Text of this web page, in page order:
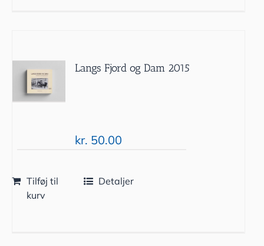
Langs Fjord og Dam 2015
kr. 50.00
Tilføj til
kurv
Detaljer